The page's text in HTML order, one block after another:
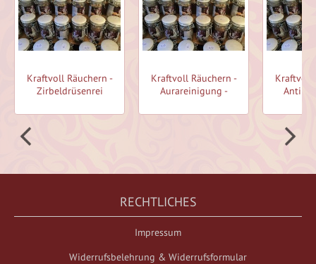
Kraftvoll Räuchern -
Zirbeldrüsenrei
Kraftvoll Räuchern -
Aurareinigung -
Kraftvoll
Anti
RECHTLICHES
Impressum
Widerrufsbelehrung & Widerrufsformular